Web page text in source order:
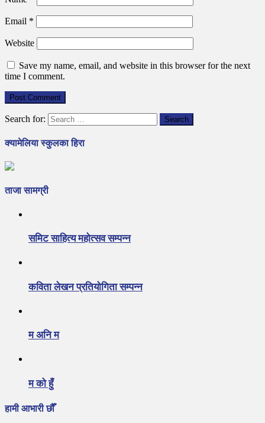
Email *
Website
Save my name, email, and website in this browser for the next
time I comment.
Search for:
क्यामेलिया स्कुलका हिरा
ताजा सामग्री
समिट साहित्य महोत्सव सम्पन्न
कविता लेखन प्रतियोगिता सम्पन्न
म अनि म
म को हुँ
हामी आभारी छौँ